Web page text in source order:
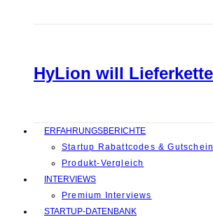
HyLion will
ERFAHRUNGSBERICHTE
Startup Rabattcodes &
Produkt-Vergleich
INTERVIEWS
Premium Interviews
STARTUP-DATENBANK